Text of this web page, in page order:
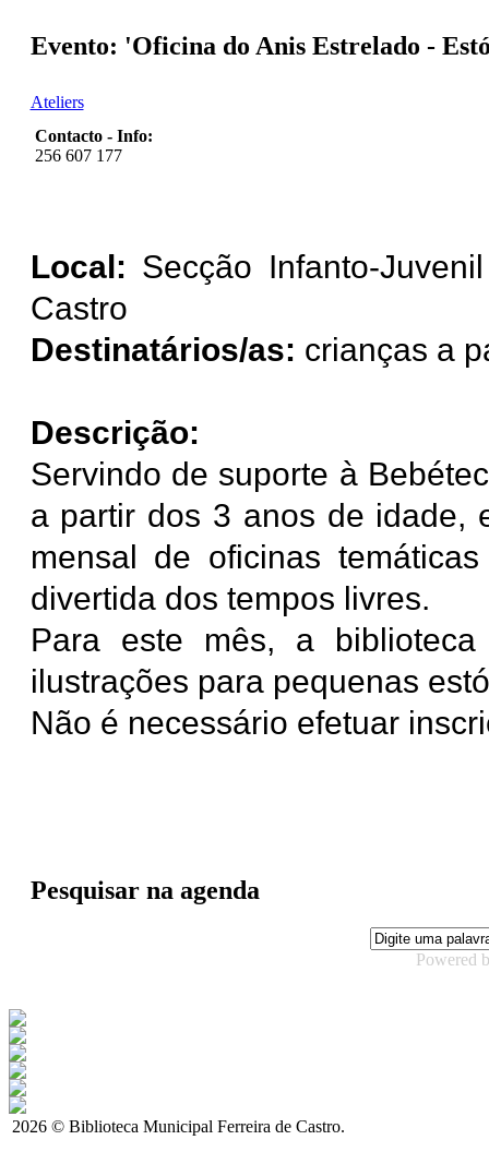
Evento: 'Oficina do Anis Estrelado -
Ateliers
Contacto - Info:
256 607 177
Local: Secção Infanto-
Castro
Destinatários/as: crianças a
Descrição:
Servindo de suporte à
a partir dos 3 anos de idade,
mensal de oficinas
divertida dos tempos livres.
Para este mês, a
ilustrações para pequenas
Não é necessário efetuar
Pesquisar na agenda
Powered
2026 © Biblioteca Municipal Ferreira de Castro.